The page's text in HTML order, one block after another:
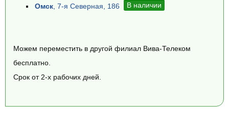
Омск , 7-я Северная, 186 В наличии
Можем переместить в другой филиал Вива-Телеком
бесплатно.
Срок от 2-х рабочих дней.